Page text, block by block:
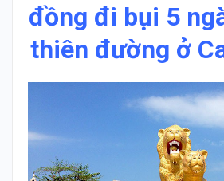
đồng đi bụi 5
thiên đường ở